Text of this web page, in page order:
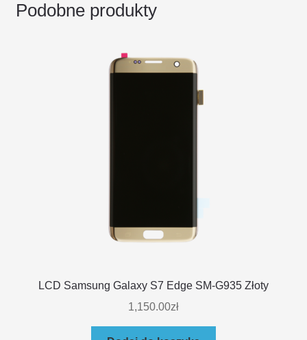
Podobne produkty
LCD Samsung Galaxy S7 Edge SM-G935 Złoty
1,150.00zł